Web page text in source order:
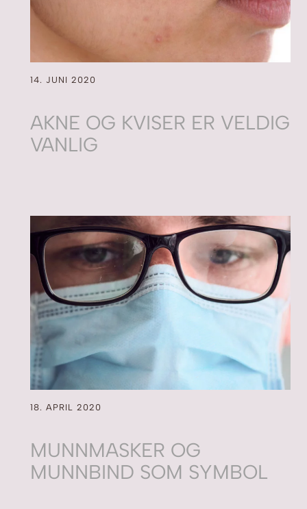
14. JUNI 2020
AKNE OG KVISER ER VELDIG
VANLIG
18. APRIL 2020
MUNNMASKER OG
MUNNBIND SOM SYMBOL